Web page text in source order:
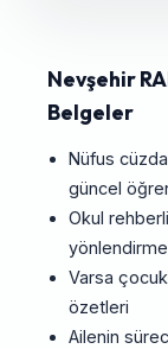
Nevşehir
Belgeler
Nüfus
güncel
Okul
Varsa
özetleri
Ailenin